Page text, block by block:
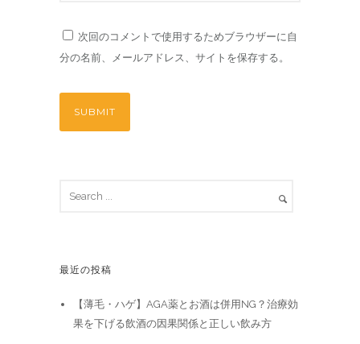
次回のコメントで使用するためブラウザーに自
分の名前、メールアドレス、サイトを保存する。
最近の投稿
【薄毛・ハゲ】AGA薬とお酒は併用NG？治療効
果を下げる飲酒の因果関係と正しい飲み方